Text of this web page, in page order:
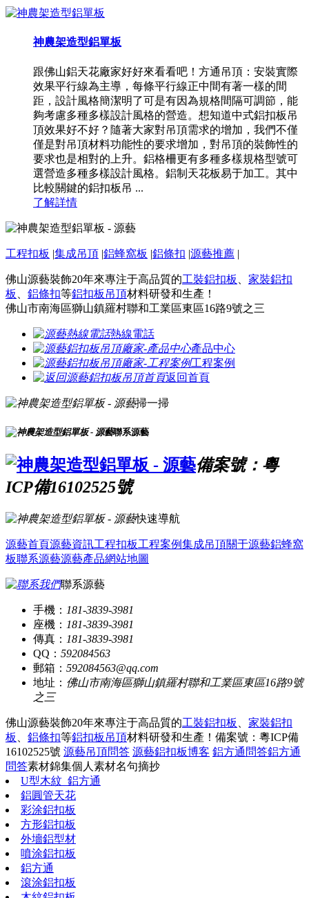
神農架造型鋁單板
跟佛山鋁天花廠家好好來看看吧！方通吊頂：安裝實際
效果平行線為主導，每條平行線正中間有著一樣的間
距，設計風格簡潔明了可是有因為規格間隔可調節，能
夠考慮多種多樣設計風格的營造。想知道中式鋁扣板吊
頂效果好不好？隨著大家對吊頂需求的增加，我們不僅
僅是對吊頂材料功能性的要求增加，對吊頂的裝飾性的
要求也是相對的上升。鋁格柵更有多種多樣規格型號可
選營造多種多樣設計風格。鋁制天花板易于加工。其中
比較關鍵的鋁扣板吊 ...
了解詳情
工程扣板 |集成吊頂 |鋁蜂窩板 |鋁條扣 |源藝推薦 |
佛山源藝裝飾20年來專注于高品質的工裝鋁扣板
家裝鋁扣
板
鋁條扣等鋁扣板吊頂材料研發和生產！
佛山市南海區獅山鎮羅村聯和工業區東區16路9號之三
熱線電話
產品中心
工程案例
返回首頁
掃一掃
聯系源藝
備案號：粵
ICP備16102525號
快速導航
源藝首頁源藝資訊工程扣板工程案例集成吊頂關于源藝鋁蜂窩
板聯系源藝源藝產品網站地圖
聯系源藝
手機： 181-3839-3981
座機： 181-3839-3981
傳真： 181-3839-3981
QQ： 592084563
郵箱： 592084563@qq.com
地址： 佛山市南海區獅山鎮羅村聯和工業區東區16路9號
之三
佛山源藝裝飾20年來專注于高品質的工裝鋁扣板
家裝鋁扣
板
鋁條扣等鋁扣板吊頂材料研發和生產！ 備案號：粵ICP備
16102525號 源藝吊頂問答 源藝鋁扣板博客 鋁方通問答鋁方通
問答素材錦集個人素材名句摘抄
U型木紋_鋁方通
鋁圓管天花
彩涂鋁扣板
方形鋁扣板
外墻鋁型材
噴涂鋁扣板
鋁方通
滾涂鋁扣板